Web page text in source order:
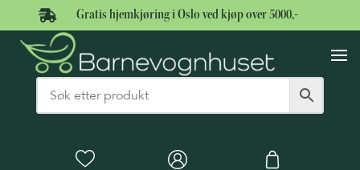
 Gratis hjemkjøring i Oslo ved kjøp over 5000,-